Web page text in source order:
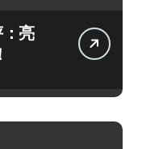
亮